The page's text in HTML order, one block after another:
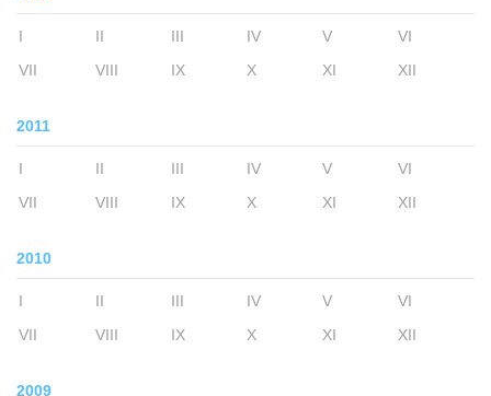
I II III IV V
VI
VII
VIII IX X XI XII
2011
I II III IV V
VI
VII
VIII IX X XI XII
2010
I II III IV V
VI
VII
VIII IX X XI XII
2009